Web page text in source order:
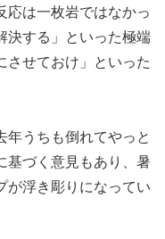
応は一枚岩ではなかっ
決する」といった極端
させておけ」といった
年うちも倒れてやっと
基づく意見もあり、暑
が浮き彫りになってい